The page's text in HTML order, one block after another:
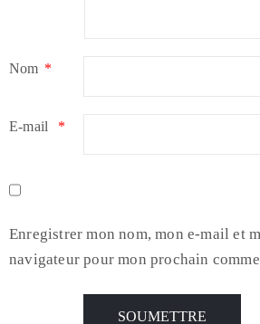
Nom *
E-mail *
Enregistrer mon nom, mon e-mail et
navigateur pour mon prochain